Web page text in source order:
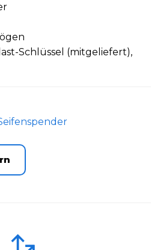
Schlüssel (mitgeliefert),